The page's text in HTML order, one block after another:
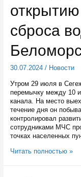
Беломоро-
Балтийском
канале,
расчистят
сброса
30.07.2024/ Новости
Утром 29 июля в
перемычку между 10
канала. На место
течение дня он
контролировал
сотрудниками МЧС
точках населенных
Благодаря
Читать полностью »